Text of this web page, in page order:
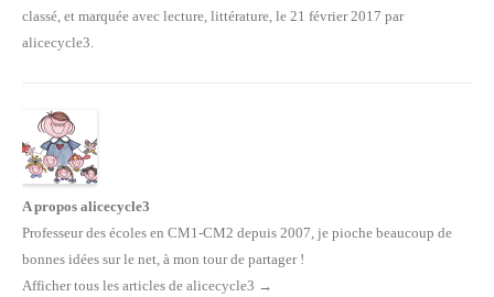
classé, et marquée avec lecture, littérature, le 21 février 2017 par
alicecycle3.
A propos alicecycle3
Professeur des écoles en CM1-CM2 depuis 2007, je pioche beaucoup de
bonnes idées sur le net, à mon tour de partager !
Afficher tous les articles de alicecycle3 →